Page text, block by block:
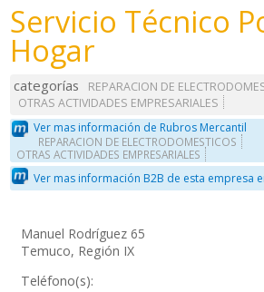
Servicio Técnico
Hogar
categorías
REPARACION DE
OTRAS ACTIVIDADES EMPRESARIALES
Ver mas información de Rubros Mercantil
REPARACION DE ELECTRODOMESTICOS
OTRAS ACTIVIDADES EMPRESARIALES
Ver mas información B2B de esta empresa
Manuel Rodríguez 65
Temuco, Región IX
Teléfono(s):